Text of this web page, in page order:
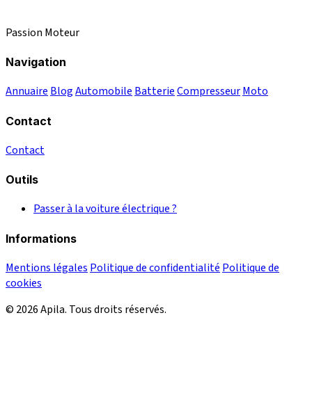
Passion Moteur
Navigation
Annuaire BlogAutomobile BatterieCompresseurMoto
Contact
Contact
Outils
Passer à la voiture électrique ?
Informations
Mentions légales Politique de confidentialité Politique de
cookies
© 2026 Apila. Tous droits réservés.